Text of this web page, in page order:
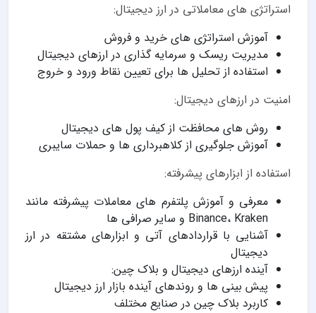
استراتژی های معاملاتی در ارز دیجیتال:
آموزش استراتژی های خرید و فروش
مدیریت ریسک و سرمایه گذاری در ارزهای دیجیتال
استفاده از تحلیل ها برای تعیین نقاط ورود و خروج
امنیت در ارزهای دیجیتال:
روش های محافظت از کیف پول های دیجیتال
آموزش جلوگیری از کلاهبرداری ها و حملات سایبری
استفاده از ابزارهای پیشرفته:
معرفی و آموزش پلتفرم های معاملات پیشرفته مانند
Binance، Kraken و سایر صرافی ها
آشنایی با قراردادهای آتی و ابزارهای مشتقه در ارز
دیجیتال
آینده ارزهای دیجیتال و بلاک چین:
پیش بینی ها و روندهای آینده بازار ارز دیجیتال
کاربرد بلاک چین در صنایع مختلف